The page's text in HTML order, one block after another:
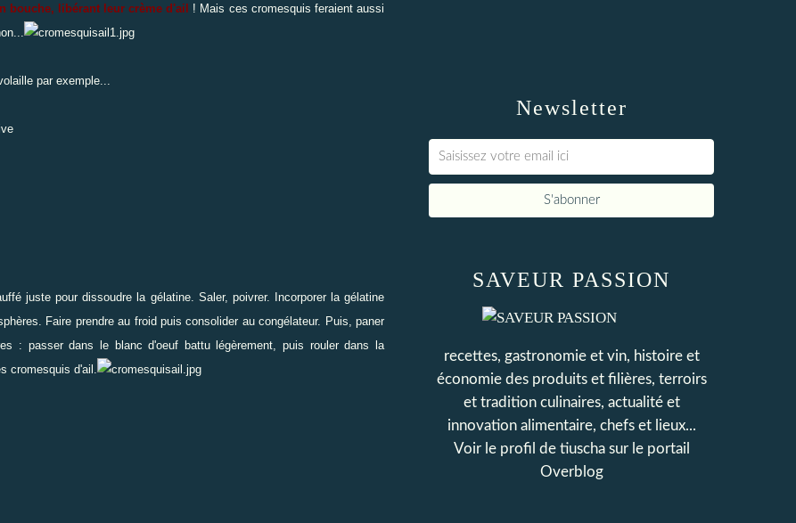
bouche, libérant leur crème d'ail
! Mais ces cromesquis feraient aussi
par exemple...
juste pour dissoudre la gélatine. Saler, poivrer. Incorporer la gélatine
Faire prendre au froid puis consolider au congélateur. Puis, paner
: passer dans le blanc d'oeuf battu légèrement, puis rouler dans la
cromesquis d'ail.
Newsletter
SAVEUR PASSION
recettes, gastronomie et vin, histoire et
économie des produits et filières, terroirs
et tradition culinaires, actualité et
innovation alimentaire, chefs et lieux...
Voir le profil de tiuschasur le portail
Overblog